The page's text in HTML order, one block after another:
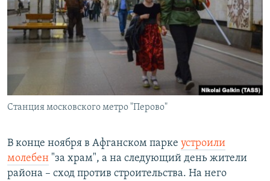
Станция московского метро "Перово"
В конце ноября в Афганском парке устроили
молебен "за храм", а на следующий день жители
района – сход против строительства. На него